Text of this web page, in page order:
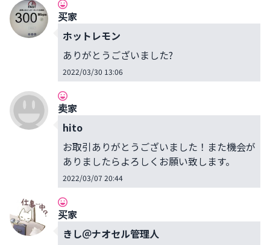
买家
ホットレモン
ありがとうございました?
2022/03/30 13:06
卖家
hito
お取引ありがとうございました！また機会が
ありましたらよろしくお願い致します。
2022/03/07 20:44
买家
きし＠ナオセル管理人